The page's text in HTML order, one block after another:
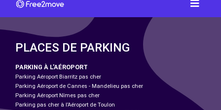
PLACES DE PARKING
PARKING À L'AÉROPORT
Parking Aéroport Biarritz pas cher
Parking Aéroport de Cannes - Mandelieu pas cher
Parking Aéroport Nîmes pas cher
Parking pas cher à l’Aéroport de Toulon